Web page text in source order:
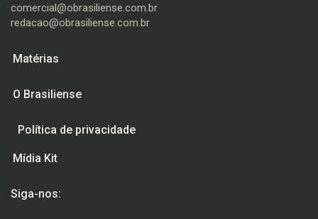
comercial@obrasiliense.com.br
redacao@obrasiliense.com.br
Matérias
O Brasiliense
Política de privacidade
Mídia Kit
Siga-nos: